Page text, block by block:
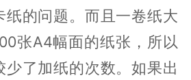
纸的问题。而且一卷纸大
张A4幅面的纸张，所以
少了加纸的次数。如果出